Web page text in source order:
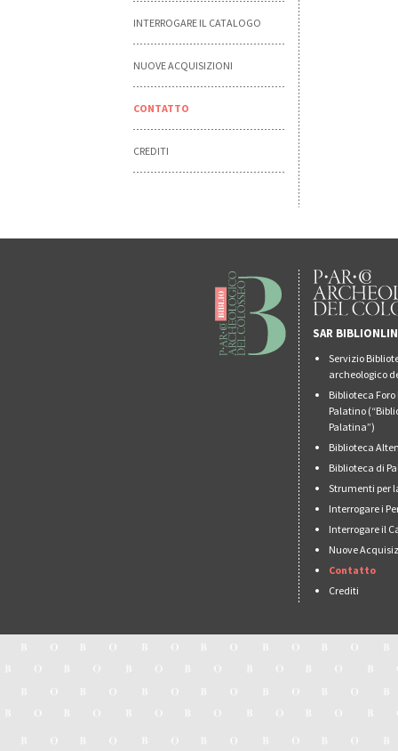
INTERROGARE IL CATALOGO
NUOVE ACQUISIZIONI
CONTATTO
CREDITI
SAR
Servizio
archeologico
Biblioteca
Palatino
Palatina”)
Biblioteca
Biblioteca di
Strumenti per
Interrogare i
Interrogare il
Nuove
Contatto
Crediti